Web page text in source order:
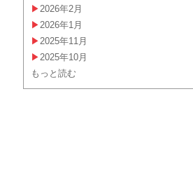
▶2026年2月
▶2026年1月
▶2025年11月
▶2025年10月
もっと読む